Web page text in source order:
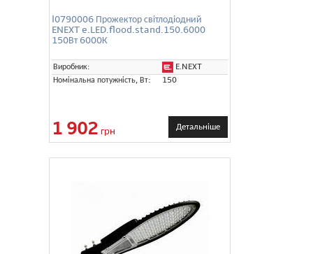
l0790006 Прожектор світлодіодний
ENEXT e.LED.flood.stand.150.6000
150Вт 6000К
Виробник:
E.NEXT
Номінальна потужність, Вт:
150
1 902 грн Детальніше